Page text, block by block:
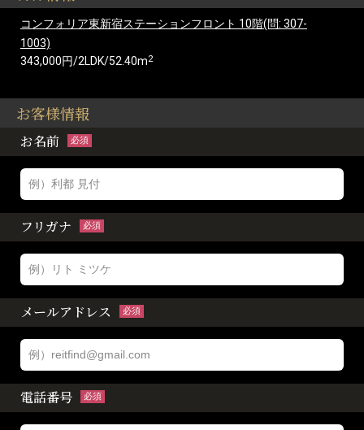
コンフォリア東新宿ステーションフロント 10階(問: 307-
1003)
343,000円/2LDK/52.40m2
お客様情報
お名前 必須
フリガナ 必須
メールアドレス 必須
電話番号 必須